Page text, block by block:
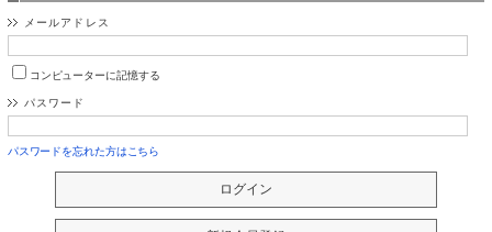
メールアドレス
コンピューターに記憶する
パスワード
パスワードを忘れた方はこちら